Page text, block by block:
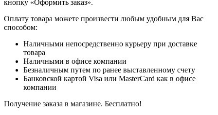
кнопку «Оформить заказ».
Оплату товара можете произвести любым удобным для Вас
способом:
Наличными непосредственно курьеру при доставке
товара
Наличными в офисе компании
Безналичным путем по ранее выставленному счету
Банковской картой Visa или MasterCard как в офисе
компании
Получение заказа в магазине. Бесплатно!